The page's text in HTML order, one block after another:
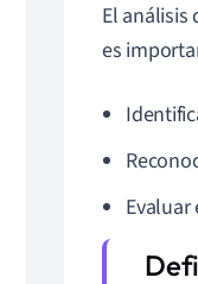
El análisis
es
Evaluar